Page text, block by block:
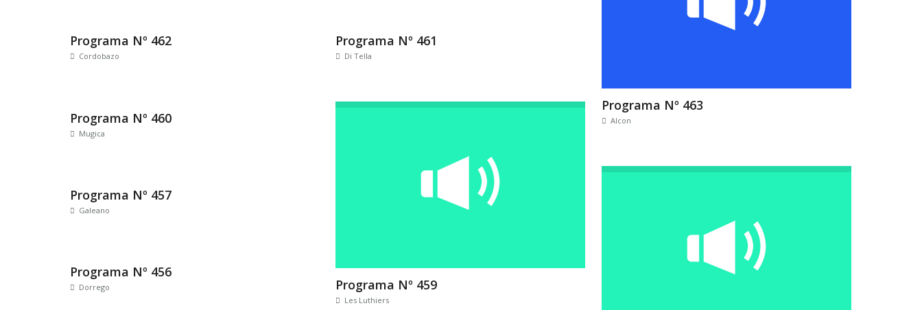
Programa Nº 463
Alcon
Programa Nº 462
Cordobazo
Programa Nº 461
Di Tella
Programa Nº 460
Mugica
Programa Nº 459
Les Luthiers
Programa Nº 457
Galeano
Programa Nº 456
Dorrego